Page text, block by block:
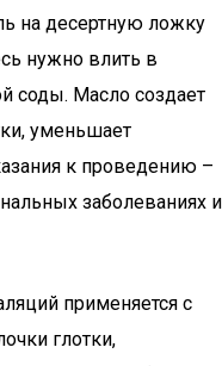
на десертную ложку
нужно влить в
соды. Масло создает
уменьшает
к проведению –
заболеваниях и
применяется с
глотки,